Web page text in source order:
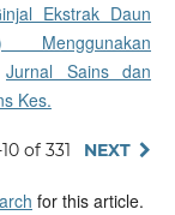
Ekstrak Daun
Menggunakan
Jurnal Sains dan
Kes.
10 of 331 NEXT
for this article.